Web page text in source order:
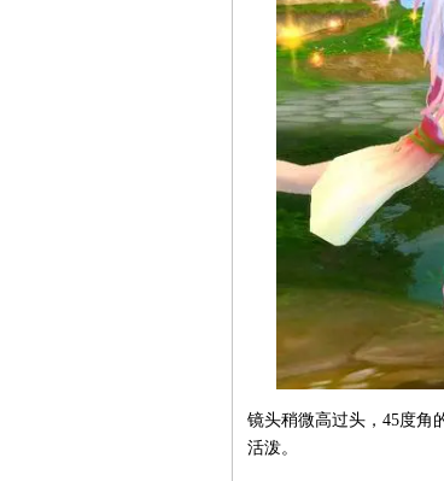
镜头稍微高过头，45度角
活泼。